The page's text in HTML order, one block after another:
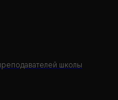
школы